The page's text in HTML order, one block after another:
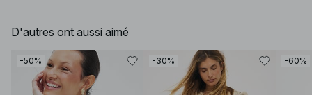
D'autres ont aussi aimé
-50% -30% -60%